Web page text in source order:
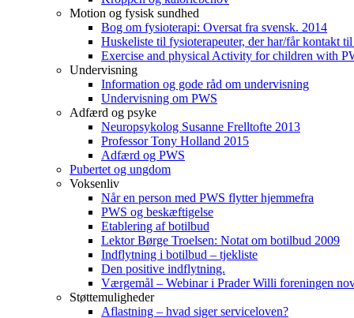
Motion og fysisk sundhed
Bog om fysioterapi: Oversat fra svensk. 2014
Huskeliste til fysioterapeuter, der har/får kontakt
Exercise and physical Activity for children with
Undervisning
Information og gode råd om undervisning
Undervisning om PWS
Adfærd og psyke
Neuropsykolog Susanne Frelltofte 2013
Professor Tony Holland 2015
Adfærd og PWS
Pubertet og ungdom
Voksenliv
Når en person med PWS flytter hjemmefra
PWS og beskæftigelse
Etablering af botilbud
Lektor Børge Troelsen: Notat om botilbud 2009
Indflytning i botilbud – tjekliste
Den positive indflytning.
Værgemål – Webinar i Prader Willi foreningen
Støttemuligheder
Aflastning – hvad siger serviceloven?